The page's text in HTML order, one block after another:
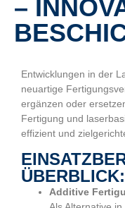
–
Entwicklungen in der
neuartige
ergänzen oder
Fertigung und
effizient und
ÜBERBLICK:
Additive